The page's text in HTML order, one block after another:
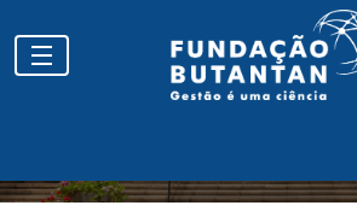
EXTRATOS